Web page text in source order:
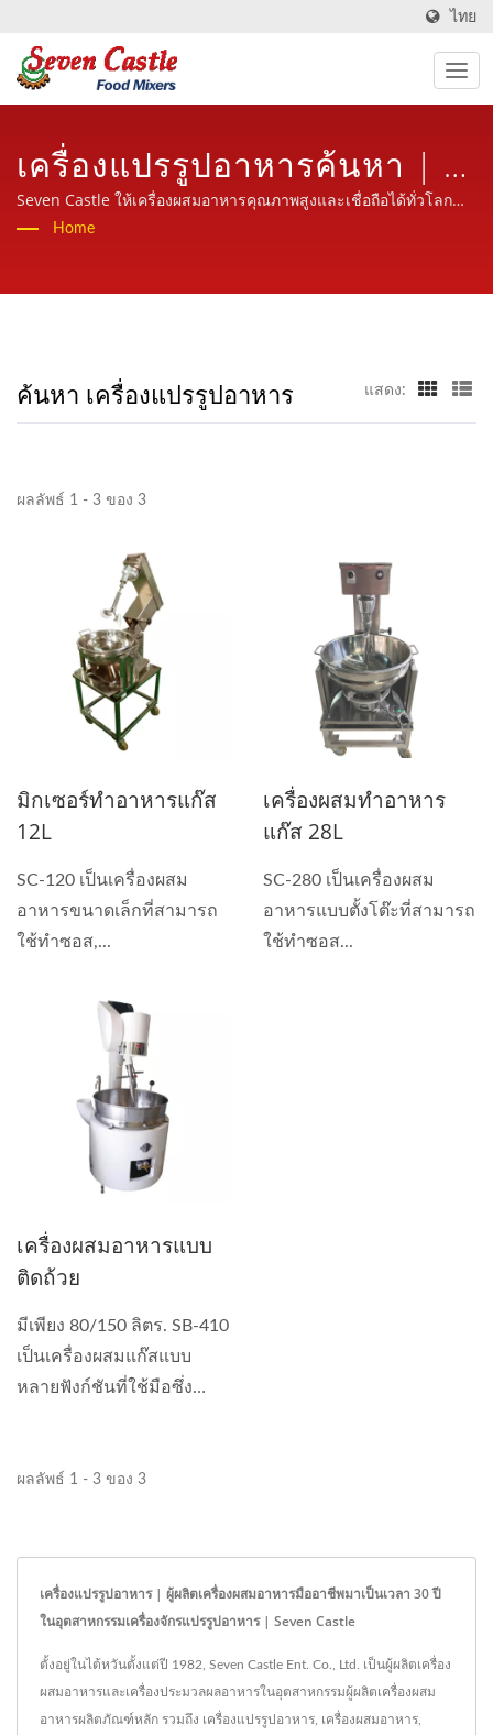
ไทย
เครื่องแปรรูปอาหารค้นหา | ผู้
ผลิตเครื่องผสมอาหารเป็นเวลา
ประมวลผลอาหาร | Seven
Seven Castle ให้เครื่องผสมอาหารคุณภาพสูงและเชื่อถือได้ทั่วโลก
พร้อมบริการที่เป็นมิตร มืออาชีพและมีประสบการณ์
Home
ค้นหา เครื่องแปรรูปอาหาร แสดง:
ผลลัพธ์ 1 - 3 ของ 3
มิกเซอร์ทำอาหารแก๊ส
12L
SC-120 เป็นเครื่องผสม
อาหารขนาดเล็กที่สามารถ
ใช้ทำซอส,...
เครื่องผสมทำอาหาร
แก๊ส 28L
SC-280 เป็นเครื่องผสม
อาหารแบบตั้งโต๊ะที่สามารถ
ใช้ทำซอส...
เครื่องผสมอาหารแบบ
ติดถ้วย
มีเพียง 80/150 ลิตร. SB-410
เป็นเครื่องผสมแก๊สแบบ
หลายฟังก์ชันที่ใช้มือซึ่ง
ผลลัพธ์ 1 - 3 ของ 3
เครื่องแปรรูปอาหาร | ผู้ผลิตเครื่องผสมอาหารมืออาชีพมาเป็นเวลา 30 ปี
ในอุตสาหกรรมเครื่องจักรแปรรูปอาหาร | Seven Castle
ตั้งอยู่ในไต้หวันตั้งแต่ปี 1982, Seven Castle Ent. Co., Ltd. เป็นผู้ผลิตเครื่อง
ผสมอาหารและเครื่องประมวลผลอาหารในอุตสาหกรรมผู้ผลิตเครื่องผสม
อาหารผลิตภัณฑ์หลัก รวมถึง เครื่องแปรรูปอาหาร, เครื่องผสมอาหาร,